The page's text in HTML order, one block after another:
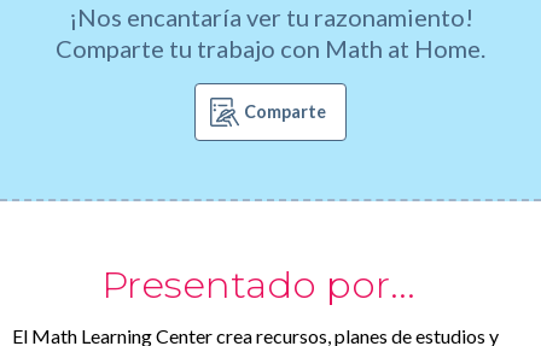
¡Nos encantaría ver tu razonamiento!
Comparte tu trabajo con Math at Home.
Comparte
Presentado por...
El Math Learning Center crea recursos, planes de estudios y